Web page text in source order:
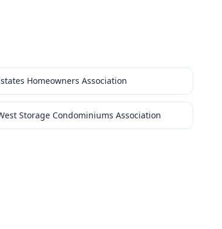
Homeowners Association
Storage Condominiums Association